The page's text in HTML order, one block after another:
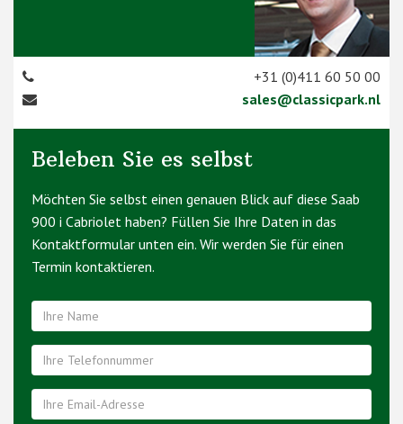
+31 (0)411 60 50 00
sales@classicpark.nl
Beleben Sie es selbst
Möchten Sie selbst einen genauen Blick auf diese Saab
900 i Cabriolet haben? Füllen Sie Ihre Daten in das
Kontaktformular unten ein. Wir werden Sie für einen
Termin kontaktieren.